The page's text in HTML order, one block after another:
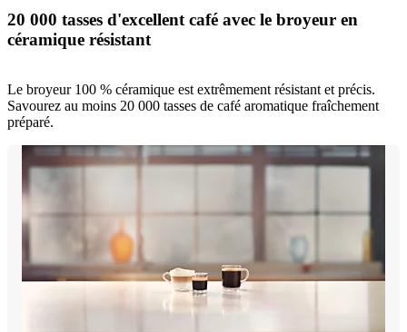
20 000 tasses d'excellent café avec le broyeur en
céramique résistant
Le broyeur 100 % céramique est extrêmement résistant et précis.
Savourez au moins 20 000 tasses de café aromatique fraîchement
préparé.